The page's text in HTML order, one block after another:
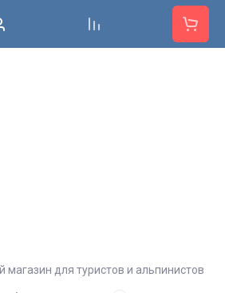
для туристов и альпинистов